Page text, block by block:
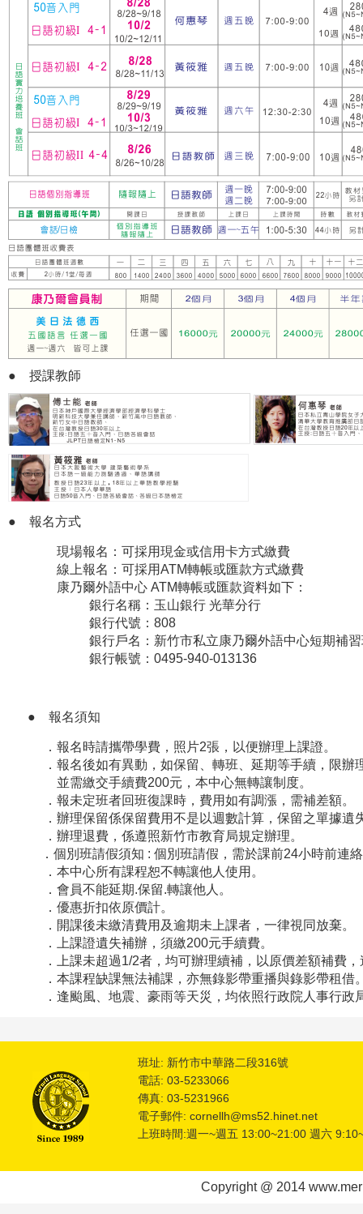
● 授課教師
● 報名方式
現場報名：可採用現金或信用卡方式繳費
線上報名：可採用ATM轉帳或匯款方式繳費
康乃爾外語中心 ATM轉帳或匯款資料如下：
銀行名稱：玉山銀行 光華分行
銀行代號：808
銀行戶名：新竹市私立康乃爾外語中心短期補習
銀行帳號：0495-940-013136
● 報名須知
．報名時請攜帶學費，照片2張，以便辦理上課證。
．報名後如有異動，如保留、轉班、延期等手續，限辦
並需繳交手續費200元，本中心無轉讓制度。
．報未定班者回班復課時，費用如有調漲，需補差額。
．辦理保留係保留費用不是以週數計算，保留之單據遺
．辦理退費，係遵照新竹市教育局規定辦理。
．個別班請假須知 : 個別班請假，需於課前24小時前連
．本中心所有課程恕不轉讓他人使用。
．會員不能延期.保留.轉讓他人。
．優惠折扣依原價計。
．開課後未繳清費用及逾期未上課者，一律視同放棄。
．上課證遺失補辦，須繳200元手續費。
．上課未超過1/2者，均可辦理續補，以原價差額補費，
．本課程缺課無法補課，亦無錄影帶重播與錄影帶租借
．逢颱風、地震、豪雨等天災，均依照行政院人事行政
班址: 新竹市中華路二段316號
電話: 03-5233066
傳真: 03-5231966
電子郵件: cornellh@ms52.hinet.net
上班時間:週一~週五 13:00~21:00 週六
Copyright @ 2014